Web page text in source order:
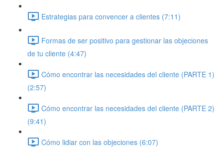
Estrategias para convencer a clientes (7:11)
Formas de ser positivo para gestionar las objeciones
de tu cliente (4:47)
Cómo encontrar las necesidades del cliente (PARTE 1)
(2:57)
Cómo encontrar las necesidades del cliente (PARTE 2)
(9:41)
Cómo lidiar con las objeciones (6:07)